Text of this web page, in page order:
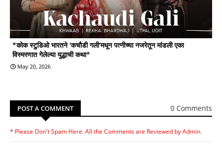
*कोक स्टुडिओ भारतने 'कचौडी गली'मधून पत्नीच्या नजरेतून मांडली एका
विस्मरणात गेलेल्या युद्धाची कथा*
May 20, 2026
POST A COMMENT 0 Comments
* Please Don't Spam Here. All the Comments are Reviewed by Admin.